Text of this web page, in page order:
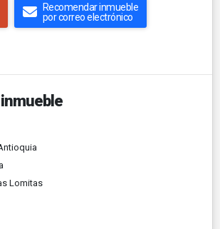
Recomendar inmueble
por correo electrónico
Lomitas